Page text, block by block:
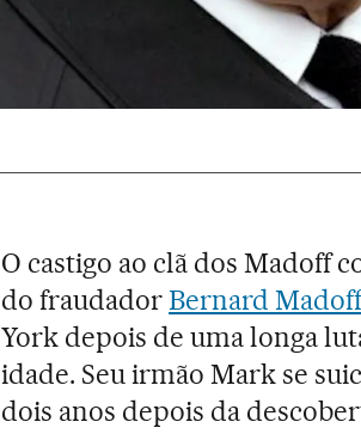
O castigo ao clã dos Madoff
do fraudadorBernard Madoff
York depois de uma longa
idade. Seu irmão Mark se
dois anos depois da